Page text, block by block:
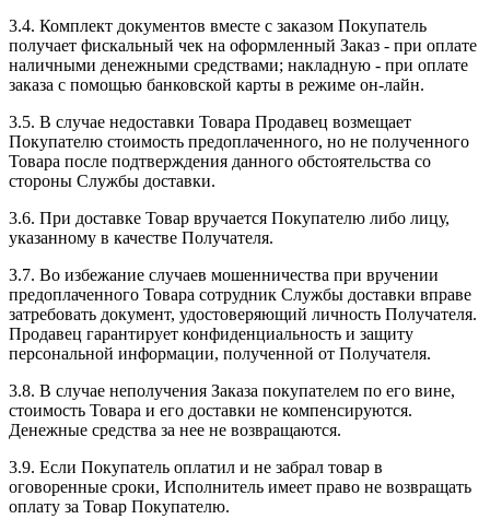
3.4. Комплект документов вместе с заказом Покупатель
получает фискальный чек на оформленный Заказ - при оплате
наличными денежными средствами; накладную - при оплате
заказа с помощью банковской карты в режиме он-лайн.
3.5. В случае недоставки Товара Продавец возмещает
Покупателю стоимость предоплаченного, но не полученного
Товара после подтверждения данного обстоятельства со
стороны Службы доставки.
3.6. При доставке Товар вручается Покупателю либо лицу,
указанному в качестве Получателя.
3.7. Во избежание случаев мошенничества при вручении
предоплаченного Товара сотрудник Службы доставки вправе
затребовать документ, удостоверяющий личность Получателя.
Продавец гарантирует конфиденциальность и защиту
персональной информации, полученной от Получателя.
3.8. В случае неполучения Заказа покупателем по его вине,
стоимость Товара и его доставки не компенсируются.
Денежные средства за нее не возвращаются.
3.9. Если Покупатель оплатил и не забрал товар в
оговоренные сроки, Исполнитель имеет право не возвращать
оплату за Товар Покупателю.